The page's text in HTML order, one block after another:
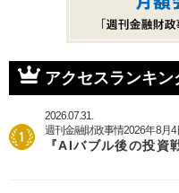
アクセスランキン
2026.07.31.
週刊金融財政事情2026年8月4
『AIバブル後の投資